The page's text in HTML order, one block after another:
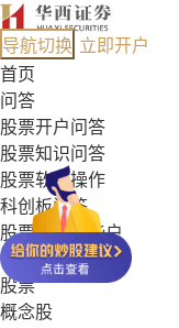
导航切换 立即开户
首页
问答
股票开户问答
股票知识问答
股票软件操作
科创板问答
股票能开哪些户
基金常见问答
股票
概念股